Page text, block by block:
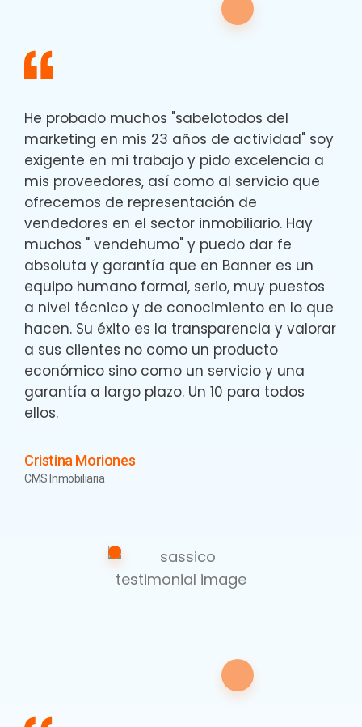
He probado muchos "sabelotodos del
marketing en mis 23 años de actividad" soy
exigente en mi trabajo y pido excelencia a
mis proveedores, así como al servicio que
ofrecemos de representación de
vendedores en el sector inmobiliario. Hay
muchos " vendehumo" y puedo dar fe
absoluta y garantía que en Banner es un
equipo humano formal, serio, muy puestos
a nivel técnico y de conocimiento en lo que
hacen. Su éxito es la transparencia y valorar
a sus clientes no como un producto
económico sino como un servicio y una
garantía a largo plazo. Un 10 para todos
ellos.
Cristina Moriones
CMS Inmobiliaria